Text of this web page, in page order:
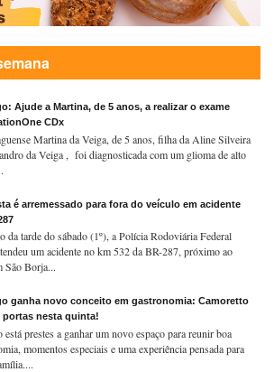
Ajude a Martina, de 5 anos, a realizar o exame
CDx
Martina da Veiga, de 5 anos, filha da Aline Silveira
da Veiga , foi diagnosticada com um glioma de alto
é arremessado para fora do veículo em acidente
da tarde do sábado (1º), a Polícia Rodoviária Federal
um acidente no km 532 da BR-287, próximo ao
São Borja...
ganha novo conceito em gastronomia: Camoretto
portas nesta quinta!
está prestes a ganhar um novo espaço para reunir boa
momentos especiais e uma experiência pensada para